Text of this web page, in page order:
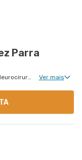
Parra
Cirurgia de Coluna, Neurocirurgia Oncológica, Neurocirurgia de Coluna, Neurocirurgia Pediátrica Ver mais